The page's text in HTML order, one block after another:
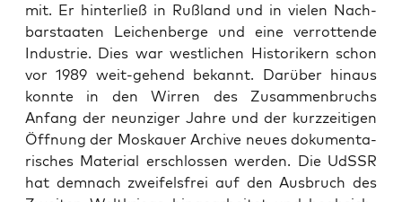
mit. Er hin­ter­ließ in Ruß­land und in vie­len Nach­
bar­staa­ten Lei­chen­ber­ge und eine ver­rot­ten­de
Indus­trie. Dies war west­li­chen His­to­ri­kern schon
vor 1989 weit-gehend bekannt. Dar­über hin­aus
konn­te in den Wir­ren des Zusam­men­bruchs
Anfang der neun­zi­ger Jah­re und der kurz­zei­ti­gen
Öff­nung der Mos­kau­er Archi­ve neu­es doku­men­ta­
ri­sches Mate­ri­al erschlos­sen wer­den. Die UdSSR
hat dem­nach zwei­fels­frei auf den Aus­bruch des